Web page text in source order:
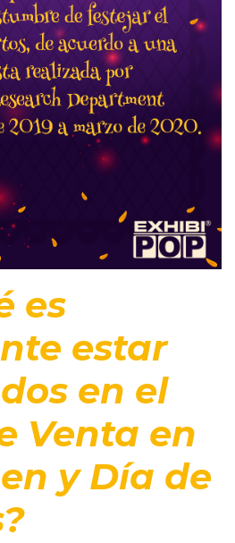
es
estar
en el
Venta en
y Día de